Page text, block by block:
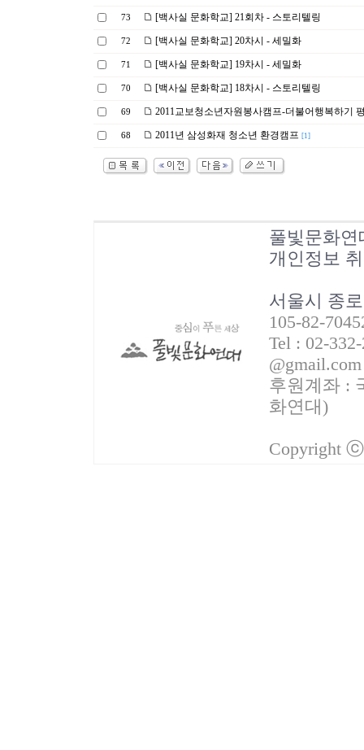
73 [백사실 문화학교] 21회차 - 스토리텔링
72 [백사실 문화학교] 20차시 - 세밀화
71 [백사실 문화학교] 19차시 - 세밀화
70 [백사실 문화학교] 18차시 - 스토리텔링
69 2011교보청소년자원봉사캠프-더불어행복하기
68 2011년 삼성화재 청소년 환경캠프 [1]
풀빛문화연
개인정보
서울시 종
105-82-
Tel : 02-
@gmail.com
후원계좌 :
화연대)
Copyright